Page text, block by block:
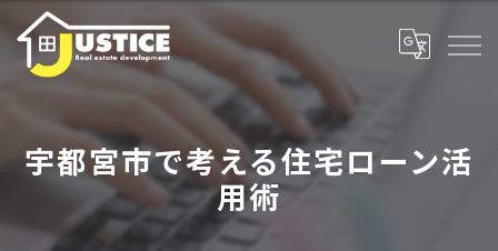
宇都宮市で考える住宅ローン活
用術